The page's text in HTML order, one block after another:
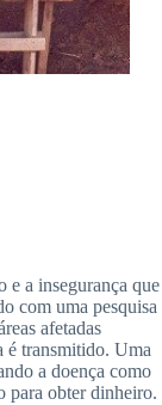
e a insegurança que
com uma pesquisa
afetadas
é transmitido. Uma
a doença como
para obter dinheiro.